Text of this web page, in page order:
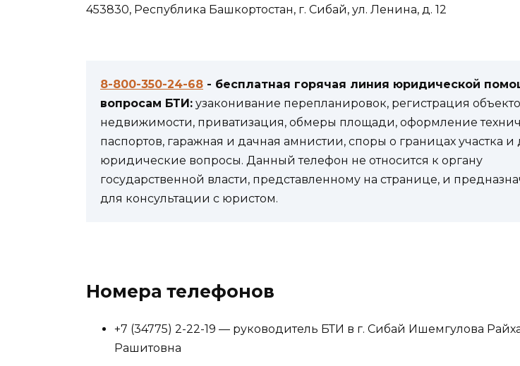
453830, Республика Башкортостан, г. Сибай, ул. Ленина, д. 12
8-800-350-24-68 - бесплатная горячая линия юридической
вопросам БТИ: узаконивание перепланировок, регистрация
недвижимости, приватизация, обмеры площади, оформление
паспортов, гаражная и дачная амнистии, споры о границах участка и
юридические вопросы. Данный телефон не относится к органу
государственной власти, представленному на странице, и
для консультации с юристом.
Номера телефонов
+7 (34775) 2-22-19 — руководитель БТИ в г. Сибай Ишемгулова
Рашитовна